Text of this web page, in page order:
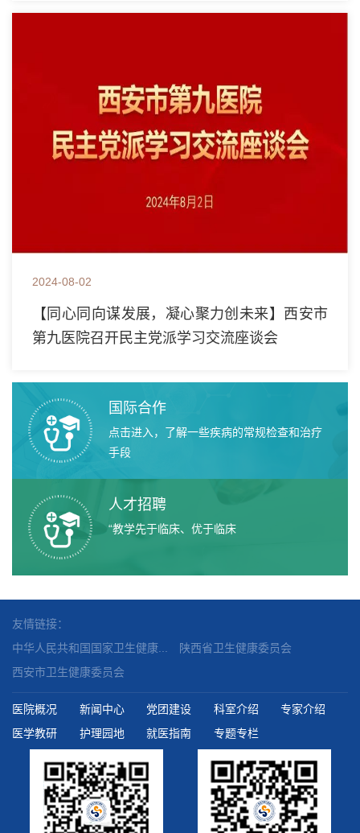
2024-08-02
【同心同向谋发展，凝心聚力创未来】西安市
第九医院召开民主党派学习交流座谈会
国际合作
点击进入，了解一些疾病的常规检查和治疗
手段
人才招聘
“教学先于临床、优于临床
友情链接：
中华人民共和国国家卫生健康...
陕西省卫生健康委员会
西安市卫生健康委员会
医院概况 新闻中心 党团建设 科室介绍
专家介绍
医学教研
护理园地 就医指南 专题专栏